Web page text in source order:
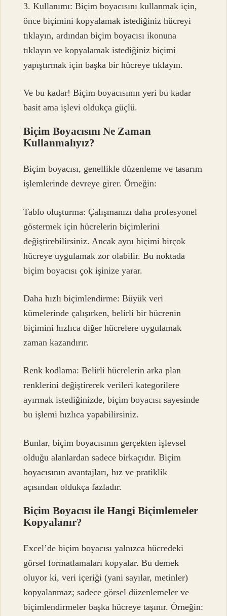
3. Kullanımı: Biçim boyacısını kullanmak için,
önce biçimini kopyalamak istediğiniz hücreyi
tıklayın, ardından biçim boyacısı ikonuna
tıklayın ve kopyalamak istediğiniz biçimi
yapıştırmak için başka bir hücreye tıklayın.
Ve bu kadar! Biçim boyacısının yeri bu kadar
basit ama işlevi oldukça güçlü.
Biçim Boyacısını Ne Zaman
Kullanmalıyız?
Biçim boyacısı, genellikle düzenleme ve tasarım
işlemlerinde devreye girer. Örneğin:
Tablo oluşturma: Çalışmanızı daha profesyonel
göstermek için hücrelerin biçimlerini
değiştirebilirsiniz. Ancak aynı biçimi birçok
hücreye uygulamak zor olabilir. Bu noktada
biçim boyacısı çok işinize yarar.
Daha hızlı biçimlendirme: Büyük veri
kümelerinde çalışırken, belirli bir hücrenin
biçimini hızlıca diğer hücrelere uygulamak
zaman kazandırır.
Renk kodlama: Belirli hücrelerin arka plan
renklerini değiştirerek verileri kategorilere
ayırmak istediğinizde, biçim boyacısı sayesinde
bu işlemi hızlıca yapabilirsiniz.
Bunlar, biçim boyacısının gerçekten işlevsel
olduğu alanlardan sadece birkaçıdır. Biçim
boyacısının avantajları, hız ve pratiklik
açısından oldukça fazladır.
Biçim Boyacısı ile Hangi Biçimlemeler
Kopyalanır?
Excel’de biçim boyacısı yalnızca hücredeki
görsel formatlamaları kopyalar. Bu demek
oluyor ki, veri içeriği (yani sayılar, metinler)
kopyalanmaz; sadece görsel düzenlemeler ve
biçimlendirmeler başka hücreye taşınır. Örneğin: